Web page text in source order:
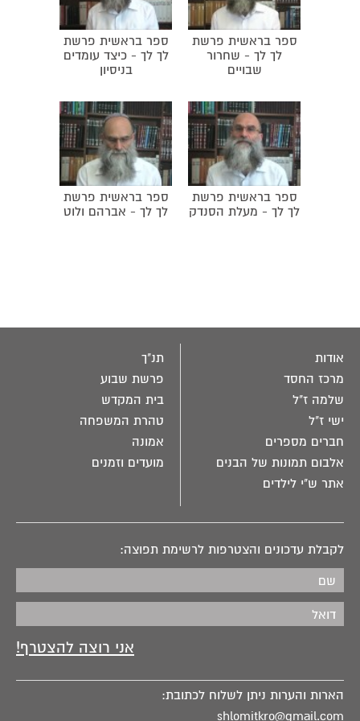
שנבות היזרעלי יגרום למותו של אחאב. נקמת משה
ספר בראשית פרשת
לך לך - שחרור
שבויים
ספר בראשית פרשת
לך לך - כיצד עומדים
בניסיון
ספר בראשית פרשת
לך לך - מעלת הסנדק
ספר בראשית פרשת
לך לך - אברהם ולוט
אודות
מרכז החסד
שלמה ז"ל
ישי ז"ל
חברים מספרים
אלבום תמונות של הבנים
אתר ש"י לילדים
תנ"ך
פרשת שבוע
בית המקדש
טהרת המשפחה
אמונה
מועדים וזמנים
לקבלת עדכונים והצטרפות לרשימת תפוצה:
הארות והערות ניתן לשלוח לכתובת:
shlomitkro@gmail.com